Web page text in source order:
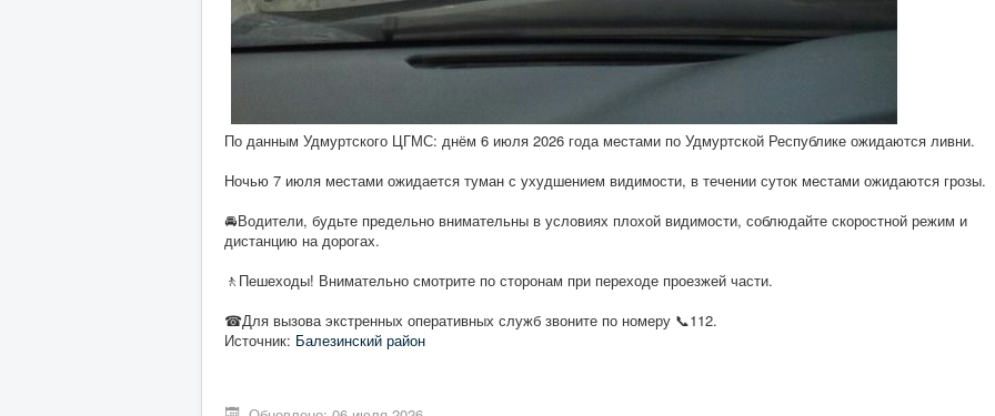
По данным Удмуртского ЦГМС: днём 6 июля 2026 года местами по Удмуртской Республике ожидаются ливни.
Ночью 7 июля местами ожидается туман с ухудшением видимости, в течении суток местами ожидаются грозы.
🚘Водители, будьте предельно внимательны в условиях плохой видимости, соблюдайте скоростной режим и
дистанцию на дорогах.
🚶Пешеходы! Внимательно смотрите по сторонам при переходе проезжей части.
☎Для вызова экстренных оперативных служб звоните по номеру 📞112.
Источник: Балезинский район